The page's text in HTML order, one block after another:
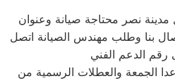
مدينة نصر محتاجة صيانة وعنوان
بنا وطلب مهندس الصيانة اتصل
رقم الدعم الفني
عدا الجمعة والعطلات الرسمية من